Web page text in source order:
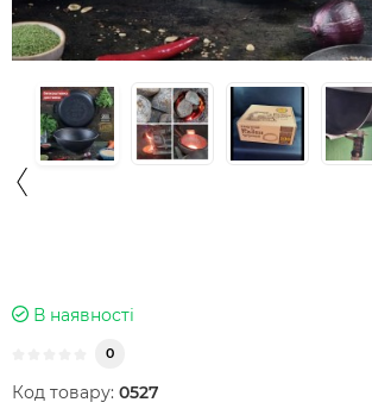
В наявності
0
Код товару: 0527